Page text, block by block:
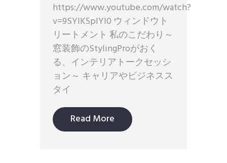
https://www.youtube.com/watch?
v=9SYlK5pIYI0 ウィンドウト
リートメント 私のこだわり～
窓装飾のStylingProがおく
る、インテリアトークセッシ
ョン～ キャリアやビジネスス
タイ
Read More